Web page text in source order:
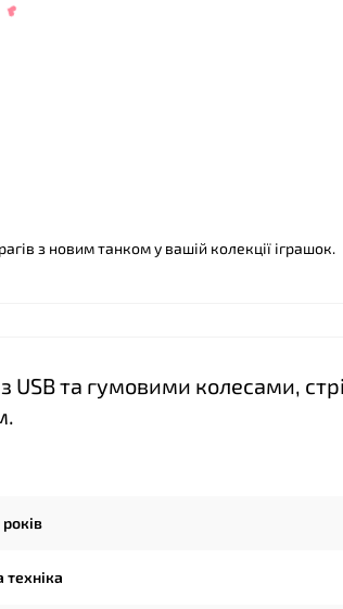
з новим танком у вашій колекції іграшок.
USB та гумовими колесами,
техніка